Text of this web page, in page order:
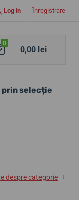
Log in Înregistrare
0
0,00 lei
prin selecție
despre categorie ↓